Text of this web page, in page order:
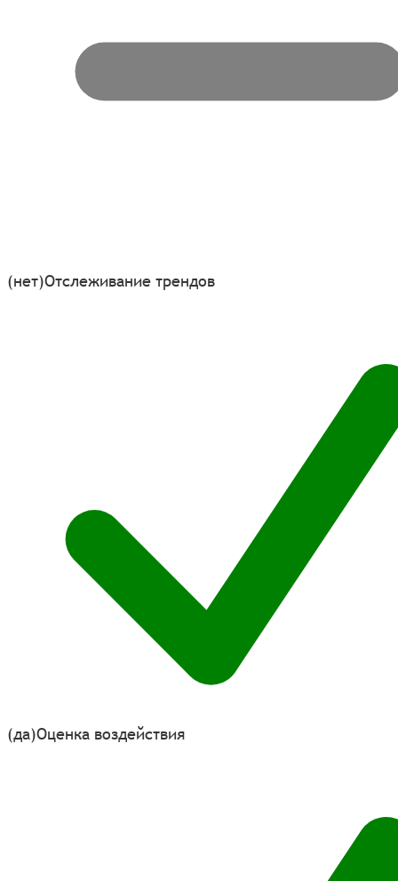
(нет)Отслеживание трендов
(да)Оценка воздействия